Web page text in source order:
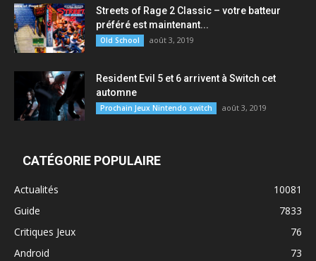
Streets of Rage 2 Classic – votre batteur
préféré est maintenant...
Old School août 3, 2019
Resident Evil 5 et 6 arrivent à Switch cet
automne
Prochain Jeux Nintendo switch août 3, 2019
CATÉGORIE POPULAIRE
Actualités
10081
Guide
7833
Critiques Jeux
76
Android
73